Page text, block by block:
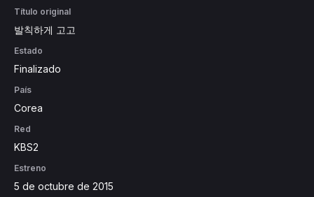
Dong Jae (Cha Hak Yeon (N)), quien sufre de una fobia al
sus calificaciones están en los últimos lugares de la lista.
También conocemos a Kwon Soo Ah ( Chae Su Bin),
compañera de cuarto de Yeon Doo, quien a diferencia de la
para conseguir un lugar en la Ivy League, a tal grado de
aislarla a hacer trampa y traicionar a sus amigos. Por otro lado
están Kim Yeol (Lee Won Geun) y Seo Ha Joon (Kim Ji Soo),
sí mismos. Tanto Soo Ah, como Ha Joon y Kim Yeol,
Título original
발칙하게 고고
Estado
Finalizado
País
Corea
Red
KBS2
Estreno
5 de octubre de 2015